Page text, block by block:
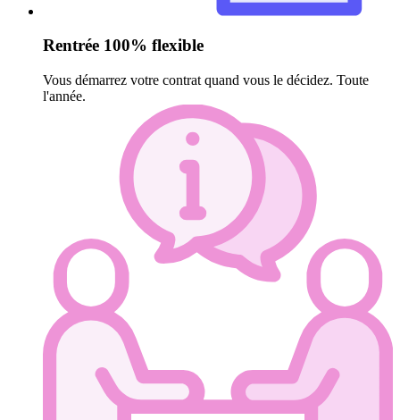
Rentrée 100% flexible
Vous démarrez votre contrat quand vous le décidez. Toute
l'année.